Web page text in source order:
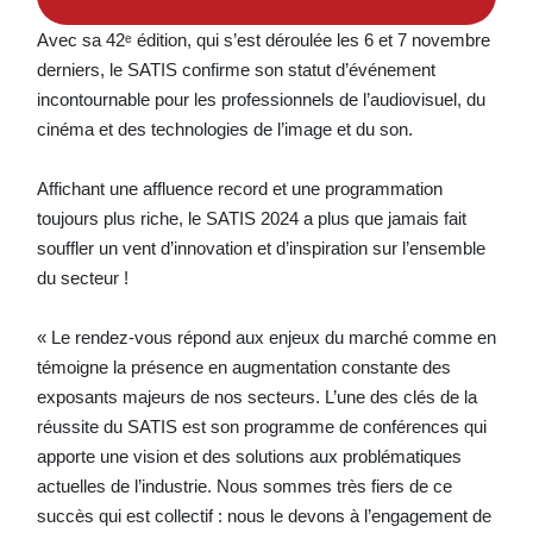
Avec sa 42ᵉ édition, qui s’est déroulée les 6 et 7 novembre
derniers, le SATIS confirme son statut d’événement
incontournable pour les professionnels de l’audiovisuel, du
cinéma et des technologies de l’image et du son.
Affichant une affluence record et une programmation
toujours plus riche, le SATIS 2024 a plus que jamais fait
souffler un vent d’innovation et d’inspiration sur l’ensemble
du secteur !
« Le rendez-vous répond aux enjeux du marché comme en
témoigne la présence en augmentation constante des
exposants majeurs de nos secteurs. L’une des clés de la
réussite du SATIS est son programme de conférences qui
apporte une vision et des solutions aux problématiques
actuelles de l’industrie. Nous sommes très fiers de ce
succès qui est collectif : nous le devons à l’engagement de